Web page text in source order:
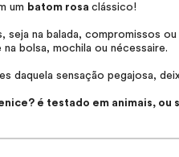
um batom rosa clássico!
seja na balada, compromissos
bolsa, mochila ou nécessaire.
daquela sensação pegajosa,
é testado em animais, ou